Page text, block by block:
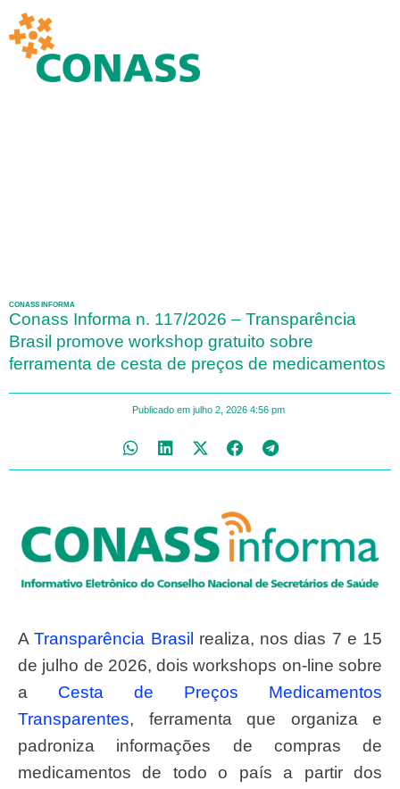
CONASS INFORMA
Conass Informa n. 117/2026 – Transparência
Brasil promove workshop gratuito sobre
ferramenta de cesta de preços de medicamentos
Publicado em julho 2, 2026 4:56 pm
ATransparência Brasil realiza, nos dias 7 e 15
de julho de 2026, dois workshops on-line sobre
a Cesta de Preços Medicamentos
Transparentes, ferramenta que organiza e
padroniza informações de compras de
medicamentos de todo o país a partir dos